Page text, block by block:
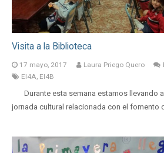
Visita a la Biblioteca
17 mayo, 2017 Laura Priego Quero
EI4A EI4B
Durante esta semana estamos llevando
jornada cultural relacionada con el fomento